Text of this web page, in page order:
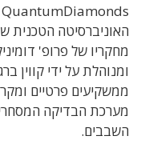
מחקריו של פרופ'
ומנוהלת על ידי קווין
ממשקיעים פרטיים
מערכת הבדיקה
השבבים.